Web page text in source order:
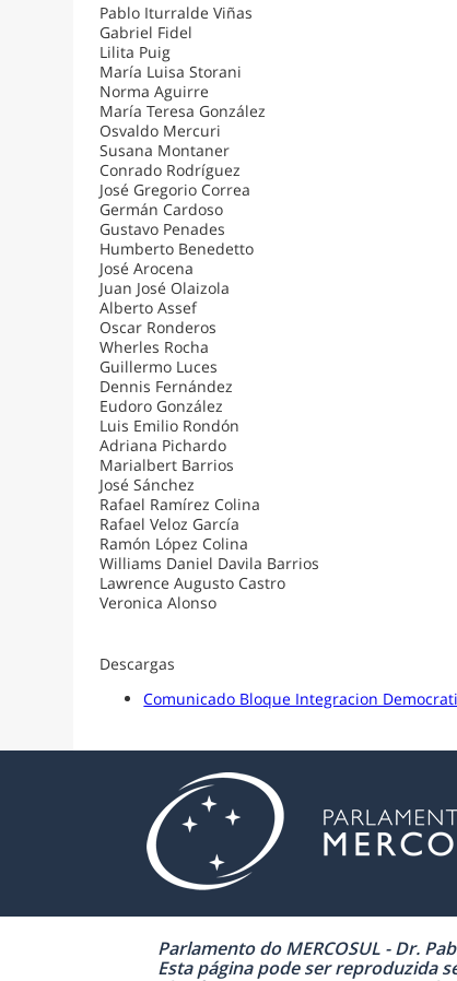
Pablo Iturralde Viñas
Gabriel Fidel
Lilita Puig
María Luisa Storani
Norma Aguirre
María Teresa González
Osvaldo Mercuri
Susana Montaner
Conrado Rodríguez
José Gregorio Correa
Germán Cardoso
Gustavo Penades
Humberto Benedetto
José Arocena
Juan José Olaizola
Alberto Assef
Oscar Ronderos
Wherles Rocha
Guillermo Luces
Dennis Fernández
Eudoro González
Luis Emilio Rondón
Adriana Pichardo
Marialbert Barrios
José Sánchez
Rafael Ramírez Colina
Rafael Veloz García
Ramón López Colina
Williams Daniel Davila Barrios
Lawrence Augusto Castro
Veronica Alonso
Descargas
Comunicado Bloque Integracion
Parlamento do MERCOSUL - Dr.
Esta página pode ser reproduzida